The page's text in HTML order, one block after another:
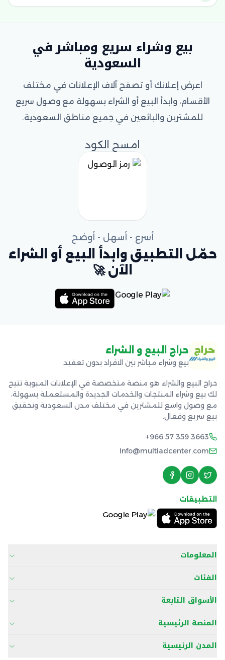
بيع وشراء سريع ومباشر في
السعودية
اعرض إعلانك أو تصفح آلاف الإعلانات في مختلف
الأقسام، وابدأ البيع أو الشراء بسهولة مع وصول سريع
للمشترين والبائعين في جميع مناطق السعودية.
امسح الكود
أسرع - أسهل - أوضح
حمّل التطبيق وابدأ البيع أو الشراء
الآن 🚀
حراج البيع و الشراء
بيع وشراء مباشر بين الافراد بدون تعقيد.
حراج البيع والشراء هو منصة متخصصة في الإعلانات المبوبة تتيح
لك بيع وشراء المنتجات والخدمات الجديدة والمستعملة بسهولة،
مع وصول واسع للمشترين في مختلف مدن السعودية وتحقيق
بيع سريع وفعال.
+966 57 359 3663
Info@multiadcenter.com
التطبيقات
المعلومات
الفئات
الأسواق التابعة
المنصة الرئيسية
المدن الرئيسية